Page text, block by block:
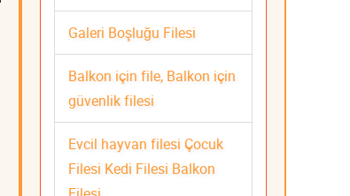
Galeri Boşluğu Filesi
Balkon için file, Balkon için
güvenlik filesi
Evcil hayvan filesi Çocuk
Filesi Kedi Filesi Balkon